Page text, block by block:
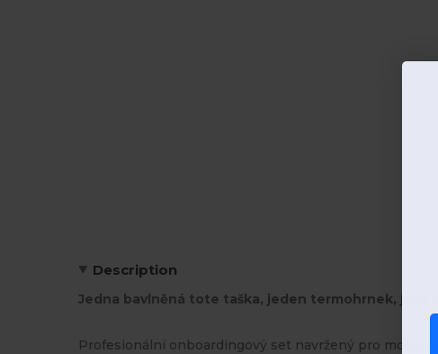
Description
Jedna bavlněná tote taška, jeden termohrnek,
Profesionální onboardingový set navržený pro